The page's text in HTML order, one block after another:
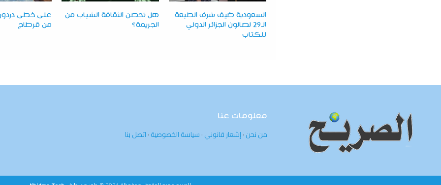
السعودية ضيف شرف الطبعة
الـ29 لصالون الجزائر الدولي
للكتاب
هل تحصن الثقافة الشباب من
الجريمة؟
على خطى
من قرطاج
معلومات عنا
من نحن·إشعار قانوني·سياسة الخصوصية·اتصل بنا